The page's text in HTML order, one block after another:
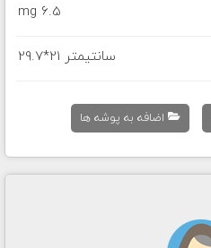
6.5 mg
29.7*21 سانتیمتر
اضافه به پوشه ها